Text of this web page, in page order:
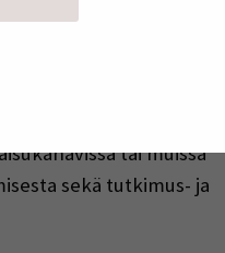
tai muissa
sekä tutkimus- ja